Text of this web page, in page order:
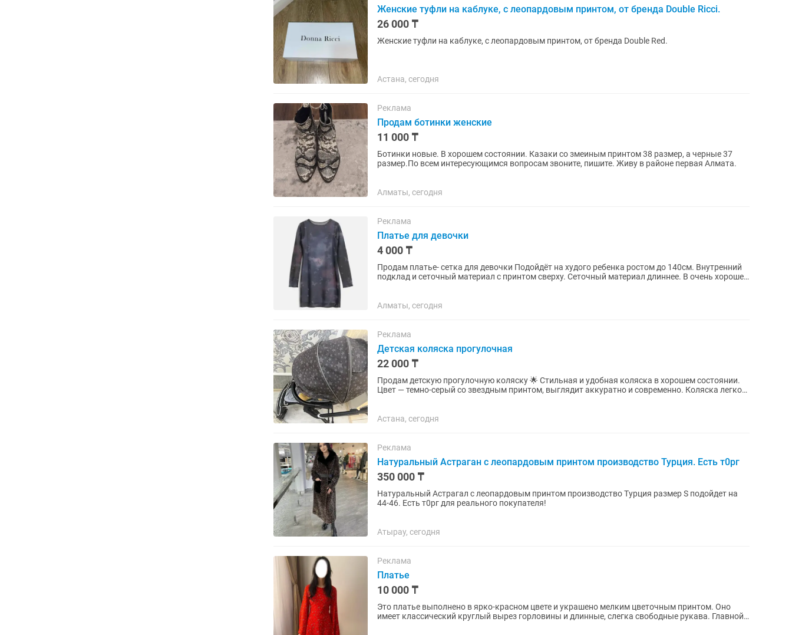
Женские туфли на каблуке, с леопардовым принтом, от бренда Double Ricci.
26 000 ₸
Женские туфли на каблуке, с леопардовым принтом, от бренда Double Red.
Астана, сегодня
Реклама
Продам ботинки женские
11 000 ₸
Ботинки новые. В хорошем состоянии. Казаки со змеиным принтом 38 размер, а черные 37
размер.По всем интересующимся вопросам звоните, пишите. Живу в районе первая Алмата.
Алматы, сегодня
Реклама
Платье для девочки
4 000 ₸
Продам платье- сетка для девочки Подойдёт на худого ребенка ростом до 140см. Внутренний
подклад и сеточный материал с принтом сверху. Сеточный материал длиннее. В очень хорошем
Алматы, сегодня
Реклама
Детская коляска прогулочная
22 000 ₸
Продам детскую прогулочную коляску 🌟 Стильная и удобная коляска в хорошем состоянии.
Цвет — темно-серый со звездным принтом, выглядит аккуратно и современно. Коляска легко
Астана, сегодня
Реклама
Натуральный Астраган с леопардовым принтом производство Турция. Есть т0рг
350 000 ₸
Натуральный Астрагал с леопардовым принтом производство Турция размер S подойдет на
44-46. Есть т0рг для реального покупателя!
Атырау, сегодня
Реклама
Платье
10 000 ₸
Это платье выполнено в ярко-красном цвете и украшено мелким цветочным принтом. Оно
имеет классический круглый вырез горловины и длинные, слегка свободные рукава. Главной